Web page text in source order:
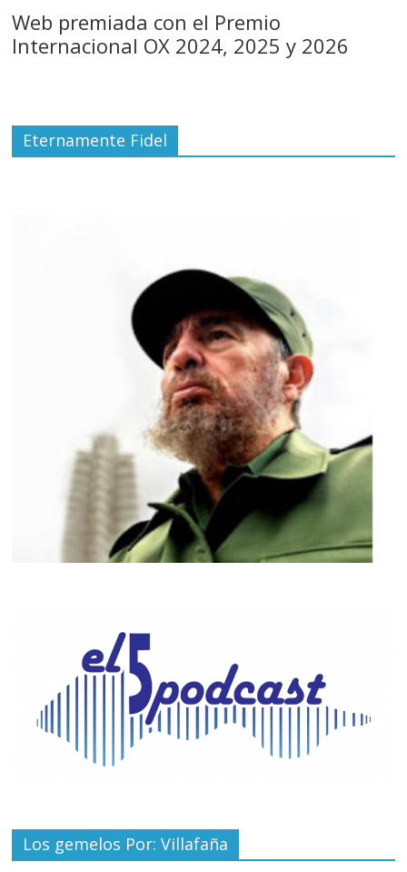
Web premiada con el Premio
Internacional OX 2024, 2025 y 2026
Eternamente Fidel
Los gemelos Por: Villafaña